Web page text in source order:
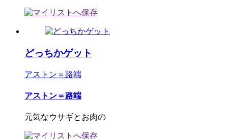
どっちかゲット
アストン＝路端
アストン＝路端
元気なウサギとお肉の